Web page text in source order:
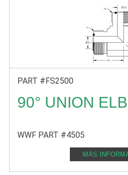
PART #FS2500
90° UNION
WWF PART #4505
MÁS